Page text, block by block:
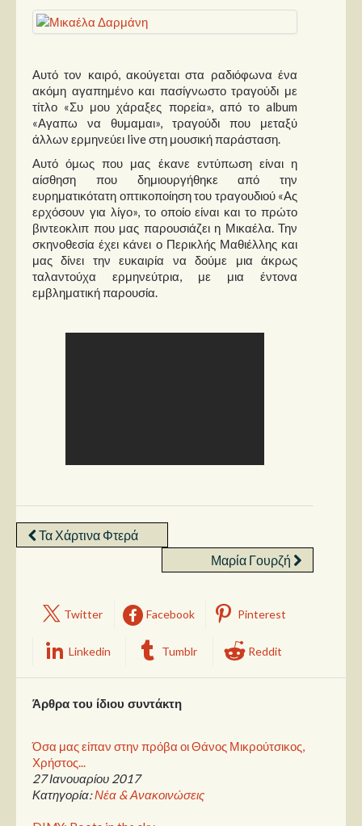
Αυτό τον καιρό, ακούγεται στα ραδιόφωνα ένα
ακόμη αγαπημένο και πασίγνωστο τραγούδι με
τίτλο «Συ μου χάραξες πορεία», από το album
«Αγαπω να θυμαμαι», τραγούδι που μεταξύ
άλλων ερμηνεύει live στη μουσική παράσταση.
Αυτό όμως που μας έκανε εντύπωση είναι η
αίσθηση που δημιουργήθηκε από την
ευρηματικότατη οπτικοποίηση του τραγουδιού «Ας
ερχόσουν για λίγο», το οποίο είναι και το πρώτο
βιντεοκλιπ που μας παρουσιάζει η Μικαέλα. Την
σκηνοθεσία έχει κάνει ο Περικλής Μαθιέλλης και
μας δίνει την ευκαιρία να δούμε μια άκρως
ταλαντούχα ερμηνεύτρια, με μια έντονα
εμβληματική παρουσία.
Τα Χάρτινα Φτερά
Μαρία Γουρζή
Twitter Facebook Pinterest
Linkedin Tumblr Reddit
Άρθρα του ίδιου συντάκτη
Όσα μας είπαν στην πρόβα οι Θάνος Μικρούτσικος,
Χρήστος...
27 Ιανουαρίου 2017
Κατηγορία:Νέα & Ανακοινώσεις